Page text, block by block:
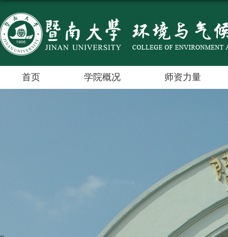
首页 学院概况 师资力量